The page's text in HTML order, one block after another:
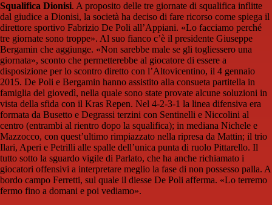
Squalifica Dionisi. A proposito delle tre giornate di squalifica inflitte
dal giudice a Dionisi, la società ha deciso di fare ricorso come spiega il
direttore sportivo Fabrizio De Poli all’Appiani. «Lo facciamo perché
tre giornate sono troppe». Al suo fianco c’è il presidente Giuseppe
Bergamin che aggiunge. «Non sarebbe male se gli togliessero una
giornata», sconto che permetterebbe al giocatore di essere a
disposizione per lo scontro diretto con l’Altovicentino, il 4 gennaio
2015. De Poli e Bergamin hanno assistito alla consueta partitella in
famiglia del giovedì, nella quale sono state provate alcune soluzioni in
vista della sfida con il Kras Repen. Nel 4-2-3-1 la linea difensiva era
formata da Busetto e Degrassi terzini con Sentinelli e Niccolini al
centro (entrambi al rientro dopo la squalifica); in mediana Nichele e
Mazzocco, con quest’ultimo rimpiazzato nella ripresa da Mattin; il trio
Ilari, Aperi e Petrilli alle spalle dell’unica punta di ruolo Pittarello. Il
tutto sotto la sguardo vigile di Parlato, che ha anche richiamato i
giocatori offensivi a interpretare meglio la fase di non possesso palla. A
bordo campo Ferretti, sul quale il diesse De Poli afferma. «Lo terremo
fermo fino a domani e poi vediamo».